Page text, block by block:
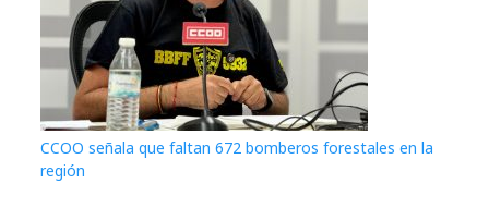
CCOO señala que faltan 672 bomberos forestales en la
región